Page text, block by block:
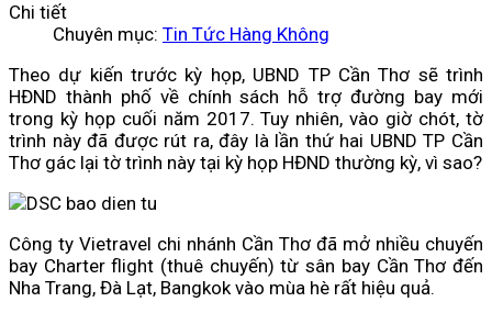
Chi tiết
Chuyên mục: Tin Tức Hàng Không
Theo dự kiến trước kỳ họp, UBND TP Cần Thơ sẽ trình
HĐND thành phố về chính sách hỗ trợ đường bay mới
trong kỳ họp cuối năm 2017. Tuy nhiên, vào giờ chót, tờ
trình này đã được rút ra, đây là lần thứ hai UBND TP Cần
Thơ gác lại tờ trình này tại kỳ họp HĐND thường kỳ, vì sao?
Công ty Vietravel chi nhánh Cần Thơ đã mở nhiều chuyến
bay Charter flight (thuê chuyến) từ sân bay Cần Thơ đến
Nha Trang, Đà Lạt, Bangkok vào mùa hè rất hiệu quả.